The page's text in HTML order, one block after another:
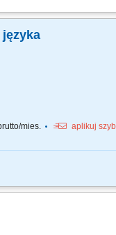
materiałów. Dbanie o
mies. aplikuj
nawozów, obsługa maszyn